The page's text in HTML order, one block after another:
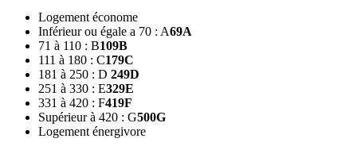
Logement économe
Inférieur ou égale a 70 : A69A
71 à 110 : B109B
111 à 180 : C179C
181 à 250 : D 249D
251 à 330 : E329E
331 à 420 : F419F
Supérieur à 420 : G500G
Logement énergivore